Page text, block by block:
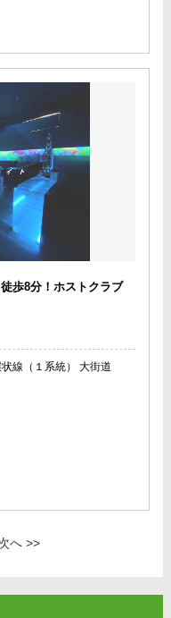
歩8分！ホストクラブ
線（１系統） 大街道
へ >>